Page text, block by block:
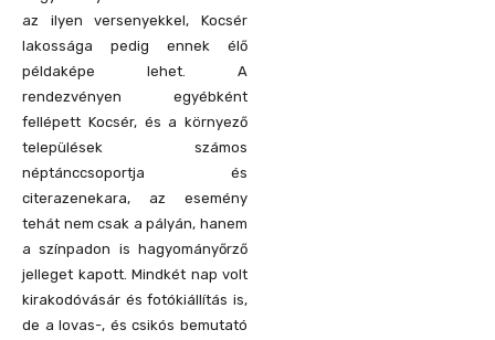
az ilyen versenyekkel, Kocsér
lakossága pedig ennek élő
példaképe lehet. A
rendezvényen egyébként
fellépett Kocsér, és a környező
települések számos
néptánccsoportja és
citerazenekara, az esemény
tehát nem csak a pályán, hanem
a színpadon is hagyományőrző
jelleget kapott. Mindkét nap volt
kirakodóvásár és fotókiállítás is,
de a lovas-, és csikós bemutató